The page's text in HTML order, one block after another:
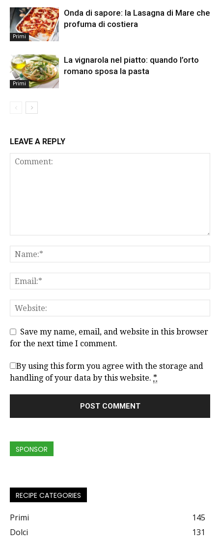
Primi
Onda di sapore: la Lasagna di Mare che
profuma di costiera
Primi
La vignarola nel piatto: quando l’orto
romano sposa la pasta
LEAVE A REPLY
Save my name, email, and website in this browser
for the next time I comment.
By using this form you agree with the storage and
handling of your data by this website. *
SPONSOR
RECIPE CATEGORIES
Primi
145
Dolci
131